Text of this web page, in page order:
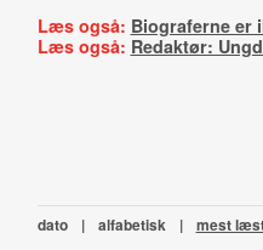
Læs også: Biograferne er
Læs også: Redaktør:
dato | alfabetisk | mest